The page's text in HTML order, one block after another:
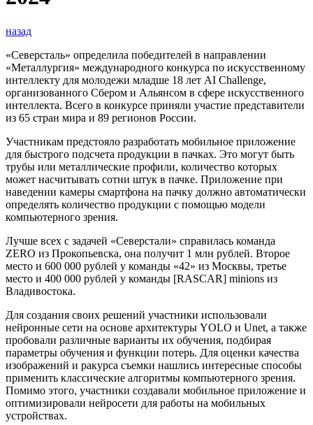
назад
«Северсталь» определила победителей в направлении
«Металлургия» международного конкурса по искусственному
интеллекту для молодежи младше 18 лет AI Challenge,
организованного Сбером и Альянсом в сфере искусственного
интеллекта. Всего в конкурсе приняли участие представители
из 65 стран мира и 89 регионов России.
Участникам предстояло разработать мобильное приложение
для быстрого подсчета продукции в пачках. Это могут быть
трубы или металлические профили, количество которых
может насчитывать сотни штук в пачке. Приложение при
наведении камеры смартфона на пачку должно автоматически
определять количество продукции с помощью модели
компьютерного зрения.
Лучше всех с задачей «Северстали» справилась команда
ZERO из Прокопьевска, она получит 1 млн рублей. Второе
место и 600 000 рублей у команды «42» из Москвы, третье
место и 400 000 рублей у команды [RASCAR] minions из
Владивостока.
Для создания своих решений участники использовали
нейронные сети на основе архитектуры YOLO и Unet, а также
пробовали различные варианты их обучения, подбирая
параметры обучения и функции потерь. Для оценки качества
изображений и ракурса съемки нашлись интересные способы
применить классические алгоритмы компьютерного зрения.
Помимо этого, участники создавали мобильное приложение и
оптимизировали нейросети для работы на мобильных
устройствах.